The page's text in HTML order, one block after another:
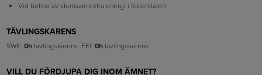
Vid behov av skonsam extra energi i foderstaten
TÄVLINGSKARENS
SWE:0htävlingskarens FEI:0h tävlingskarens
VILL DU FÖRDJUPA DIG INOM ÄMNET?